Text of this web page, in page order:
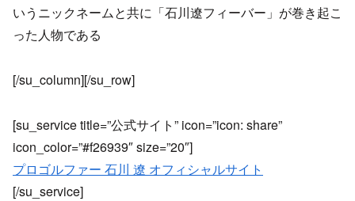
いうニックネームと共に「石川遼フィーバー」が巻き起こ
った人物である
[/su_column][/su_row]
[su_service title=”公式サイト” icon=”icon: share”
icon_color=”#f26939″ size=”20″]
プロゴルファー 石川 遼 オフィシャルサイト
[/su_service]